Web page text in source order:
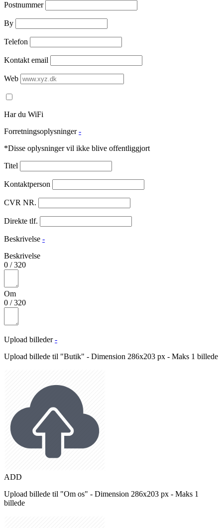
Postnummer
By
Telefon
Kontakt email
Web
Har du WiFi
Forretningsoplysninger -
*Disse oplysninger vil ikke blive offentliggjort
Titel
Kontaktperson
CVR NR.
Direkte tlf.
Beskrivelse -
Beskrivelse
0 /320
Om
0 /320
Upload billeder -
Upload billede til "Butik" - Dimension 286x203 px - Maks 1 billede
ADD
Upload billede til "Om os" - Dimension 286x203 px - Maks 1
billede